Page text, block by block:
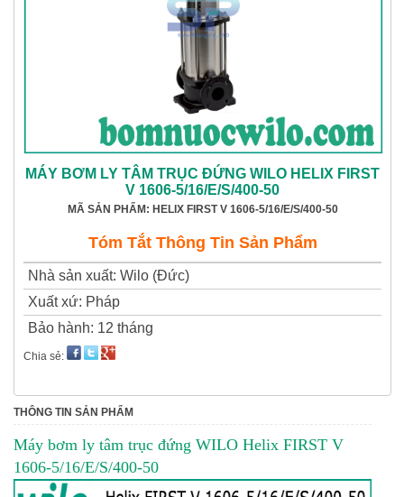
MÁY BƠM LY TÂM TRỤC ĐỨNG WILO HELIX FIRST
V 1606-5/16/E/S/400-50
MÃ SẢN PHẨM: HELIX FIRST V 1606-5/16/E/S/400-50
Tóm Tắt Thông Tin Sản Phẩm
Nhà sản xuất: Wilo (Đức)
Xuất xứ: Pháp
Bảo hành: 12 tháng
Chia sẻ:
THÔNG TIN SẢN PHẨM
Máy bơm ly tâm trục đứng WILO Helix FIRST V
1606-5/16/E/S/400-50